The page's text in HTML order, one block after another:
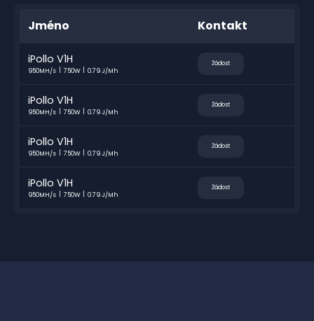
Jméno Kontakt
iPollo V1H
950MH/s 750W 0.79 J/Mh
Žádost
iPollo V1H
950MH/s 750W 0.79 J/Mh
Žádost
iPollo V1H
950MH/s 750W 0.79 J/Mh
Žádost
iPollo V1H
950MH/s 750W 0.79 J/Mh
Žádost